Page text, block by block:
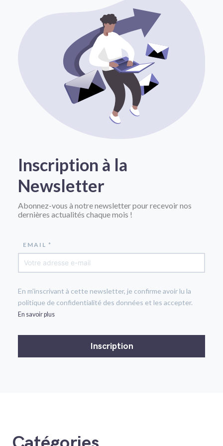
Inscription à la
Newsletter
Abonnez-vous à notre newsletter pour recevoir nos
dernières actualités chaque mois !
EMAIL *
En m'inscrivant à cette newsletter, je confirme avoir lu la
politique de confidentialité des données et les accepter.
En savoir plus